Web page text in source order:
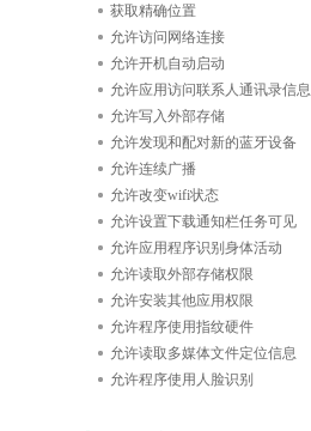
获取精确位置
允许访问网络连接
允许开机自动启动
允许应用访问联系人通讯录信息
允许写入外部存储
允许发现和配对新的蓝牙设备
允许连续广播
允许改变wifi状态
允许设置下载通知栏任务可见
允许应用程序识别身体活动
允许读取外部存储权限
允许安装其他应用权限
允许程序使用指纹硬件
允许读取多媒体文件定位信息
允许程序使用人脸识别